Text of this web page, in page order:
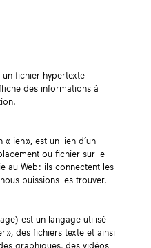
fichier hypertexte
des informations à
lien », est un lien d’un
ou fichier sur le
au Web : ils connectent les
puissions les trouver.
est un langage utilisé
», des fichiers texte et ainsi
graphiques, des vidéos